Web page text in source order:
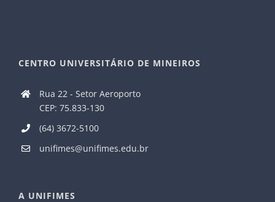
CENTRO UNIVERSITÁRIO DE MINEIROS
Rua 22 - Setor Aeroporto
CEP: 75.833-130
(64) 3672-5100
unifimes@unifimes.edu.br
A UNIFIMES